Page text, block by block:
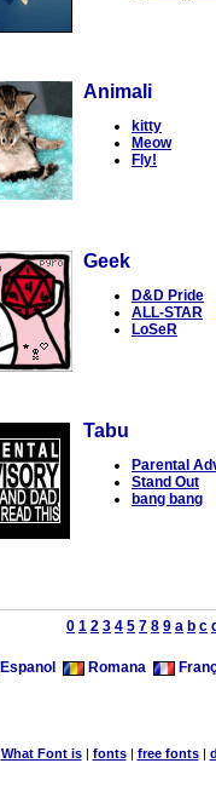
Animali
kitty
Meow
Fly!
Geek
D&D Pride
ALL-STAR
LoSeR
Tabu
Parental
Stand Out
bang bang
0 1 2 3 4 5 7 8 9 a b c
Espanol Romana
What Font is| fonts| free fonts|